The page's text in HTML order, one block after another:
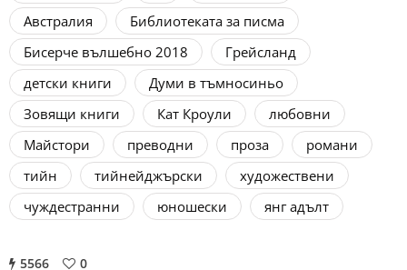
Австралия
Библиотеката за писма
Бисерче вълшебно 2018
Грейсланд
детски книги
Думи в тъмносиньо
Зовящи книги
Кат Кроули
любовни
Майстори
преводни проза
романи
тийн
тийнейджърски
художествени
чуждестранни
юношески янг адълт
5566 0